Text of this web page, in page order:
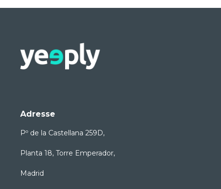
Adresse
Pº de la Castellana 259D,
Planta 18, Torre Emperador,
Madrid